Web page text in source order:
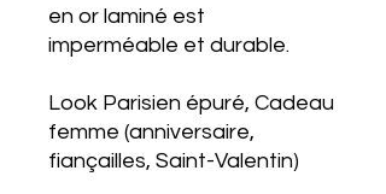
en or laminé est
imperméable et durable.
Look Parisien épuré, Cadeau
femme (anniversaire,
fiançailles, Saint-Valentin)